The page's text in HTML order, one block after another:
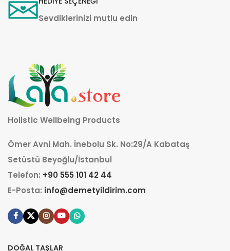
Sevdiklerinizi mutlu edin
Holistic Wellbeing Products
Ömer Avni Mah. İnebolu Sk. No:29/A Kabataş
Setüstü Beyoğlu/İstanbul
Telefon: +90 555 101 42 44
E-Posta: info@demetyildirim.com
DOĞAL TAŞLAR